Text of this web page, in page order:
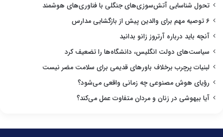
تحول شناسایی آتش‌سوزی‌های جنگلی با فناوری‌های هوشمند
۶ توصیه مهم برای والدین پیش از بازگشایی مدارس
آنچه باید درباره آرتروز زانو بدانید
سیاست‌های دولت انگلیس، دانشگاه‌ها را تضعیف کرد
لبنیات پرچرب برخلاف باورهای قدیمی برای سلامت مضر نیست
رؤیای هوش مصنوعی چه زمانی واقعی می‌شود؟
آیا بیهوشی در زنان و مردان متفاوت عمل می‌کند؟